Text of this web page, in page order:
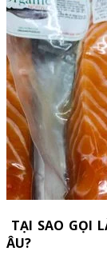
TẠI SAO GỌI
ÂU?